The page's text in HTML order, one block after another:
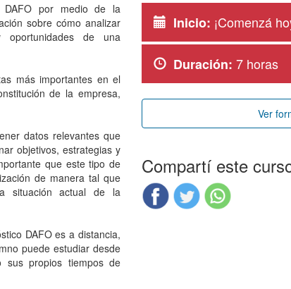
DAFO por medio de la
sobre cómo analizar
oportunidades de una
más importantes en el
de la empresa,
datos relevantes que
objetivos, estrategias y
que este tipo de
de manera tal que
situación actual de la
DAFO es a distancia,
puede estudiar desde
sus propios tiempos de
Inicio: ¡Comenzá
Duración: 7 horas
Ver
Compartí este